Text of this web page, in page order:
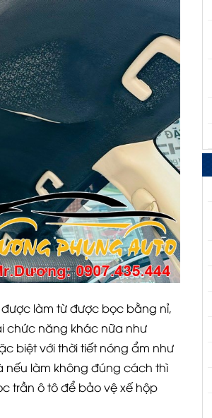
làm từ được bọc bằng nỉ,
chức năng khác nữa như
biệt với thời tiết nóng ẩm như
nếu làm không đúng cách thì
trần ô tô để bảo vệ xế hộp